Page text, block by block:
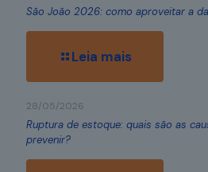
São João 2026: como aproveitar a
Leia mais
28/05/2026
Ruptura de estoque: quais são as
prevenir?